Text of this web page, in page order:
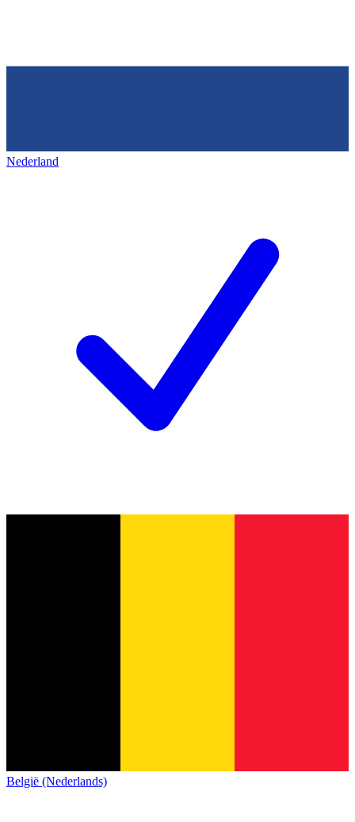
Nederland
België (Nederlands)